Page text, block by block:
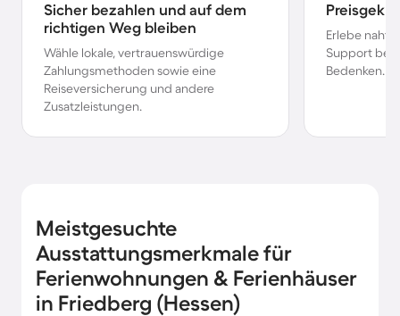
Sicher bezahlen und auf dem
richtigen Weg bleiben
Wähle lokale, vertrauenswürdige
Zahlungsmethoden sowie eine
Reiseversicherung und andere
Zusatzleistungen.
Erlebe
Support bei
Bedenken.
Meistgesuchte
Ausstattungsmerkmale für
Ferienwohnungen & Ferienhäuser
in Friedberg (Hessen)